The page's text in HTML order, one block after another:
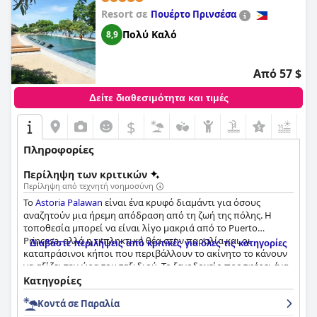
Resort σε Πουέρτο Πρινσέσα
8,9 Πολύ Καλό
Από 57 $
Δείτε διαθεσιμότητα και τιμές
$
Πληροφορίες
Περίληψη των κριτικών
Περίληψη από τεχνητή νοημοσύνη
ΤοAstoria Palawan είναι ένα κρυφό διαμάντι για όσους
αναζητούν μια ήρεμη απόδραση από τη ζωή της πόλης. Η
τοποθεσία μπορεί να είναι λίγο μακριά από το Puerto
Princesa, αλλά η εκπληκτική θέα στην παραλία και οι
καταπράσινοι κήποι που περιβάλλουν το ακίνητο το κάνουν
να αξίζει την ώρα του ταξιδιού. Το ξενοδοχείο προσφέρει ένα
φανταστικό πρωινό με μεγάλη ποικιλία επιλογών, ιδανικό για
κάθε γευστικό πόθο. Τα δωμάτια είναι ευρύχωρα, μοντέρνα
και άνετα με προτεραιότητα στην καθαριότητα. Το προσωπικό
Διαβάστε περιλήψεις από κριτικές για όλες τις κατηγορίες
Κατηγορίες
Κοντά σε Παραλία